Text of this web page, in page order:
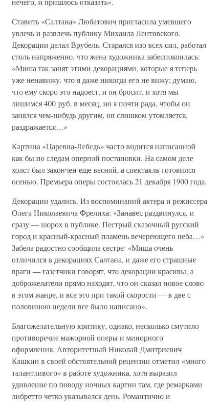
Ставить «Салтана» Любатович пригласила умевшего
увлечь и развлечь публику Михаила Лентовского.
Декорации делал Врубель. Старался изо всех сил, работал
столь напряженно, что жена художника забеспокоилась:
«Миша так занят этими декорациями, которые я теперь
уже ненавижу, что я даже никогда его не вижу; думаю,
что ему скоро это надоест, и он бросит, и хотя мы
лишимся 400 руб. в месяц, но я почти рада, чтобы он
занялся чем-нибудь другим, он слишком утомляется,
раздражается…»
Картина «Царевна-Лебедь» часто видится написанной
как бы по следам оперной постановки. На самом деле
холст был закончен еще весной, а спектакль готовился
осенью. Премьера оперы состоялась 21 декабря 1900 года.
Декорации удались. Из воспоминаний актера и режиссера
Олега Николаевича Фрелиха: «Занавес раздвинулся, и
сразу — шорох в публике. Пестрый сказочный русский
город и красный-красный пламень вечереющего неба…»
Забела радостно сообщила сестре: «Миша очень
отличился в декорациях Салтана, и даже его страшные
враги — газетчики говорят, что декорации красивы, а
доброжелатели прямо находят, что он сказал новое слово
в этом жанре, и все это при такой скорости — в две с
половиною недели все было написано».
Благожелательную критику, однако, несколько смутило
противоречие мажорной оперы и минорного
оформления. Авторитетный Николай Дмитриевич
Кашкин в своей обстоятельной рецензии отметил «много
талантливого» в работе художника, хотя выразил
удивление по поводу ночных картин там, где ремарками
либретто четко указывался день. Романтично и